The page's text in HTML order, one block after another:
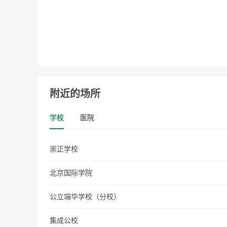
附近的场所
学校 医院
崇正学校
北京国际学院
公立端华学校（分校）
集成公校